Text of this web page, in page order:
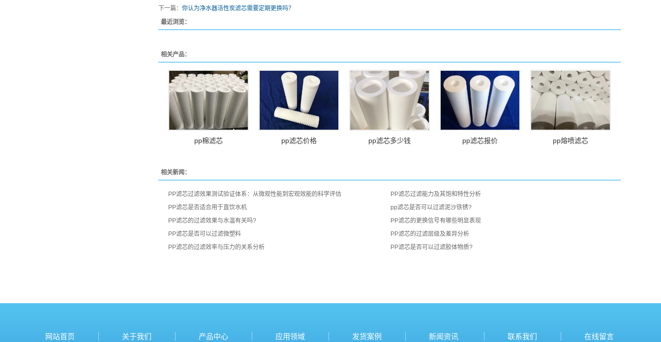
下一篇： 你认为净水器活性炭滤芯需要定期更换吗？
最近浏览：
相关产品：
pp棉滤芯 pp滤芯价格 pp滤芯多少钱 pp滤芯报价 pp熔喷滤芯
相关新闻：
PP滤芯过滤效果测试验证体系：从微观性能到宏观效能的科学评估
PP滤芯过滤能力及其饱和特性分析
PP滤芯是否适合用于直饮水机
pp滤芯是否可以过滤泥沙铁锈?
PP滤芯的过滤效果与水温有关吗?
PP滤芯的更换信号有哪些明显表现
PP滤芯是否可以过滤微塑料
PP滤芯的过滤层级及差异分析
PP滤芯的过滤效率与压力的关系分析
PP滤芯是否可以过滤胶体物质?
网站首页 关于我们 产品中心 应用领域 发货案例 新闻资讯 联系我们 在线留言